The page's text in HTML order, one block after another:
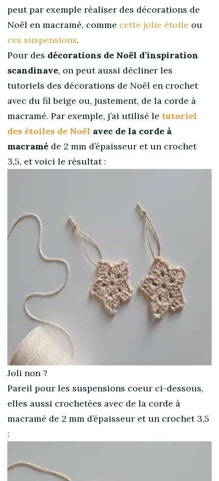
peut par exemple réaliser des décorations de
Noël en macramé, comme cette jolie étoile ou
ces suspensions.
Pour des décorations de Noël d’inspiration
scandinave, on peut aussi décliner les
tutoriels des décorations de Noël en crochet
avec du fil beige ou, justement, de la corde à
macramé. Par exemple, j’ai utilisé le tutoriel
des étoiles de Noël avec de la corde à
macramé de 2 mm d’épaisseur et un crochet
3,5, et voici le résultat :
Joli non ?
Pareil pour les suspensions coeur ci-dessous,
elles aussi crochetées avec de la corde à
macramé de 2 mm d’épaisseur et un crochet 3,5
: